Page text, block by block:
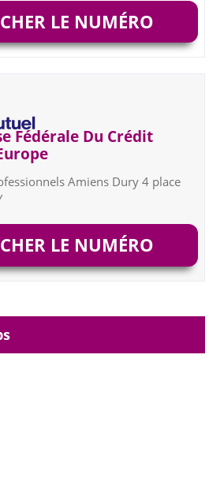
LE NUMÉRO
Fédérale Du Crédit
Amiens Dury 4 place
LE NUMÉRO